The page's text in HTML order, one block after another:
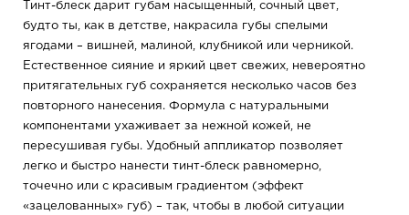
Тинт-блеск дарит губам насыщенный, сочный цвет,
будто ты, как в детстве, накрасила губы спелыми
ягодами – вишней, малиной, клубникой или черникой.
Естественное сияние и яркий цвет свежих, невероятно
притягательных губ сохраняется несколько часов без
повторного нанесения. Формула с натуральными
компонентами ухаживает за нежной кожей, не
пересушивая губы. Удобный аппликатор позволяет
легко и быстро нанести тинт-блеск равномерно,
точечно или с красивым градиентом (эффект
«зацелованных» губ) – так, чтобы в любой ситуации